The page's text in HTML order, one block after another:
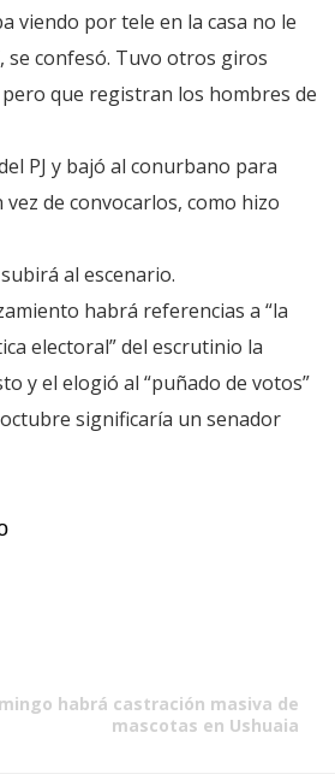
viendo por tele en la casa no le
se confesó. Tuvo otros giros
que registran los hombres de
PJ y bajó al conurbano para
de convocarlos, como hizo
al escenario.
habrá referencias a “la
electoral” del escrutinio la
y el elogió al “puñado de votos”
significaría un senador
habrá castración masiva de
mascotas en Ushuaia